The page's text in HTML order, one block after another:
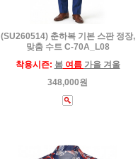
(SU260514) 춘하복 기본 스판 정장,
맞춤 수트 C-70A_L08
착용시즌: 봄여름 가을 겨울
348,000원